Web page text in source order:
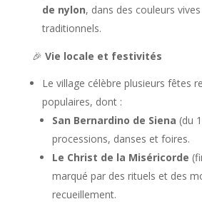
de nylon, dans des couleurs
traditionnels.
🎉 Vie locale et festivités
Le village célèbre plusieurs fêtes
populaires, dont :
San Bernardino de Siena (du
processions, danses et foires.
Le Christ de la Miséricorde
marqué par des rituels et des
recueillement.